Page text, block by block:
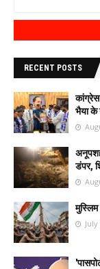
RECENT POSTS
भैया के
डंपर,
मुस्लिम